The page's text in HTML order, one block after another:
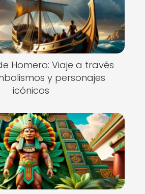
Homero: Viaje a través
y personajes
icónicos